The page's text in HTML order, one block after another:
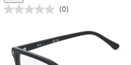
(0)